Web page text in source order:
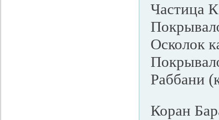
Частица
Осколок
Раббани
Коран